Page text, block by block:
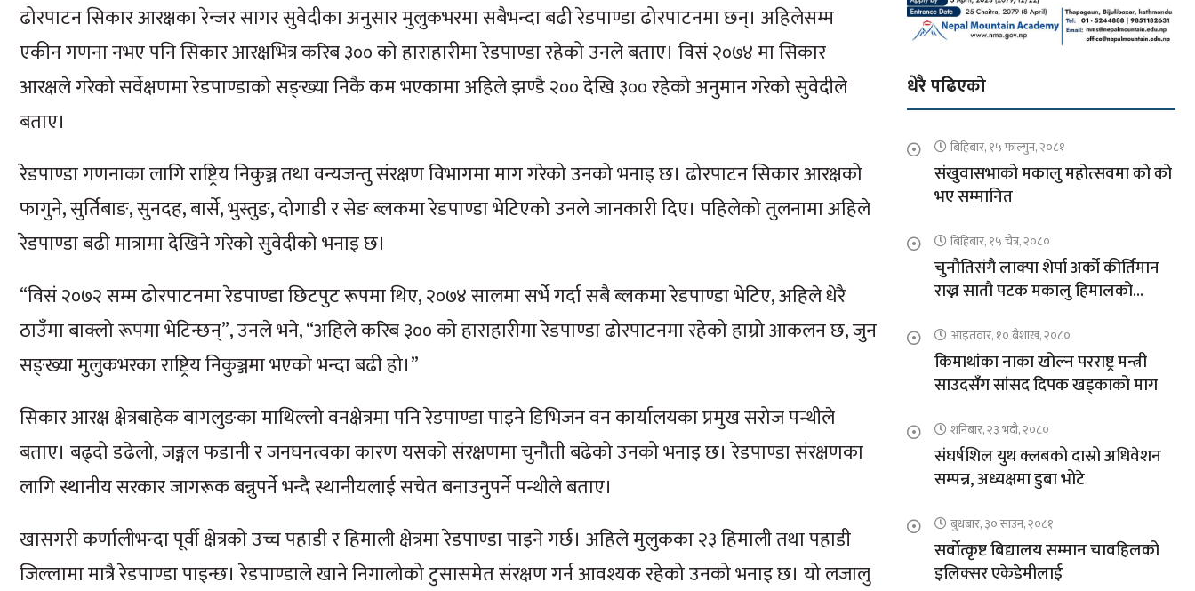
ढोरपाटन सिकार आरक्षका रेन्जर सागर सुवेदीका अनुसार मुलुकभरमा सबैभन्दा बढी रेडपाण्डा ढोरपाटनमा छन्। अहिलेसम्म
एकीन गणना नभए पनि सिकार आरक्षभित्र करिब ३०० को हाराहारीमा रेडपाण्डा रहेको उनले बताए। विसं २०७४ मा सिकार
आरक्षले गरेको सर्वेक्षणमा रेडपाण्डाको सङ्ख्या निकै कम भएकामा अहिले झण्डै २०० देखि ३०० रहेको अनुमान गरेको सुवेदीले
बताए।
रेडपाण्डा गणनाका लागि राष्ट्रिय निकुञ्ज तथा वन्यजन्तु संरक्षण विभागमा माग गरेको उनको भनाइ छ। ढोरपाटन सिकार आरक्षको
फागुने, सुर्तिबाङ, सुनदह, बार्से, भुस्तुङ, दोगाडी र सेङ ब्लकमा रेडपाण्डा भेटिएको उनले जानकारी दिए। पहिलेको तुलनामा अहिले
रेडपाण्डा बढी मात्रामा देखिने गरेको सुवेदीको भनाइ छ।
“विसं २०७२ सम्म ढोरपाटनमा रेडपाण्डा छिटपुट रूपमा थिए, २०७४ सालमा सर्भे गर्दा सबै ब्लकमा रेडपाण्डा भेटिए, अहिले धेरै
ठाउँमा बाक्लो रूपमा भेटिन्छन्”, उनले भने, “अहिले करिब ३०० को हाराहारीमा रेडपाण्डा ढोरपाटनमा रहेको हाम्रो आकलन छ, जुन
सङ्ख्या मुलुकभरका राष्ट्रिय निकुञ्जमा भएको भन्दा बढी हो।”
सिकार आरक्ष क्षेत्रबाहेक बागलुङका माथिल्लो वनक्षेत्रमा पनि रेडपाण्डा पाइने डिभिजन वन कार्यालयका प्रमुख सरोज पन्थीले
बताए। बढ्दो डढेलो, जङ्गल फडानी र जनघनत्वका कारण यसको संरक्षणमा चुनौती बढेको उनको भनाइ छ। रेडपाण्डा संरक्षणका
लागि स्थानीय सरकार जागरूक बन्नुपर्ने भन्दै स्थानीयलाई सचेत बनाउनुपर्ने पन्थीले बताए।
खासगरी कर्णालीभन्दा पूर्वी क्षेत्रको उच्च पहाडी र हिमाली क्षेत्रमा रेडपाण्डा पाइने गर्छ। अहिले मुलुकका २३ हिमाली तथा पहाडी
जिल्लामा मात्रै रेडपाण्डा पाइन्छ। रेडपाण्डाले खाने निगालोको टुसासमेत संरक्षण गर्न आवश्यक रहेको उनको भनाइ छ। यो लजालु
धेरै पढिएको
बिहिबार, १५ फाल्गुन, २०८१
संखुवासभाको मकालु महोत्सवमा को को
भए सम्मानित
बिहिबार, १५ चैत्र, २०८०
चुनौतिसंगै लाक्पा शेर्पा अर्को कीर्तिमान
राख्न सातौ पटक मकालु हिमालको
आइतवार, १० बैशाख, २०८०
किमाथांका नाका खोल्न परराष्ट्र मन्त्री
साउदसँग सांसद दिपक खड्काको माग
शनिबार, २३ भदौ, २०८०
संघर्षशिल युथ क्लबको दास्रो अधिवेशन
सम्पन्न, अध्यक्षमा डुबा भोटे
बुधबार, ३० साउन, २०८१
सर्वोत्कृष्ट बिद्यालय सम्मान चावहिलको
इलिक्सर एकेडेमीलाई